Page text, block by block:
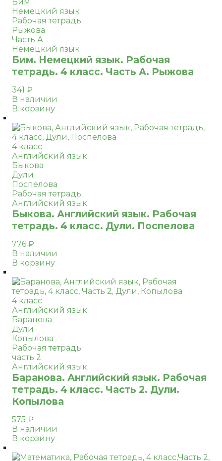
Немецкий язык
Рабочая тетрадь
Рыжова
Часть А
Немецкий язык
Бим. Немецкий язык. Рабочая
тетрадь. 4 класс. Часть А. Рыжова
341 ₽
В наличии
В корзину
4 класс
Английский язык
Быкова
Дули
Поспелова
Рабочая тетрадь
Английский язык
Быкова. Английский язык. Рабочая
тетрадь. 4 класс. Дули. Поспелова
776 ₽
В наличии
В корзину
4 класс
Английский язык
Баранова
Дули
Копылова
Рабочая тетрадь
часть 2
Английский язык
Баранова. Английский язык. Рабочая
тетрадь. 4 класс. Часть 2. Дули.
Копылова
575 ₽
В наличии
В корзину